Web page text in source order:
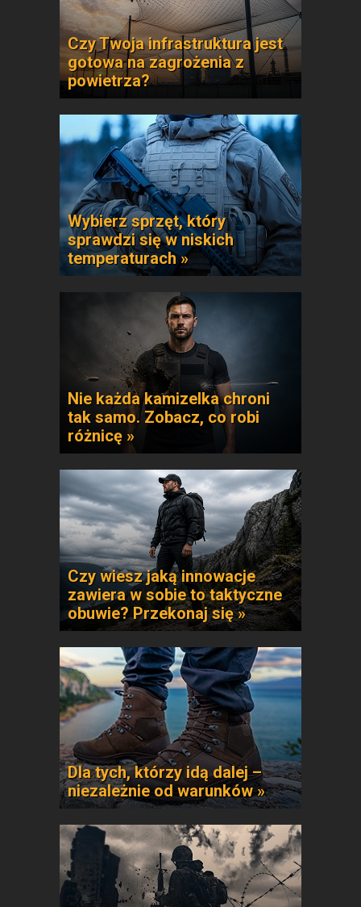
Czy Twoja infrastruktura jest
gotowa na zagrożenia z
powietrza?
Wybierz sprzęt, który
sprawdzi się w niskich
temperaturach »
Nie każda kamizelka chroni
tak samo. Zobacz, co robi
różnicę »
Czy wiesz jaką innowacje
zawiera w sobie to taktyczne
obuwie? Przekonaj się »
Dla tych, którzy idą dalej –
niezależnie od warunków »